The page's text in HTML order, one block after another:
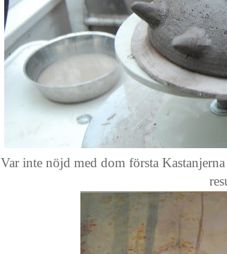
Var inte nöjd med dom första